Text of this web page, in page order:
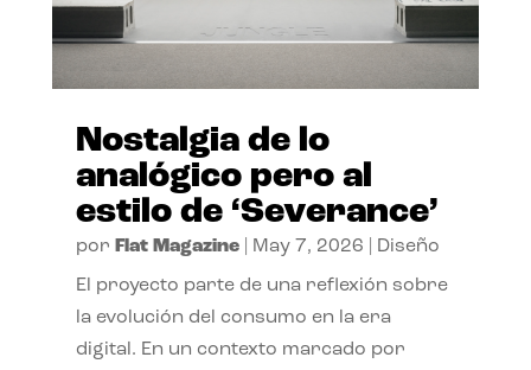
Nostalgia de lo
analógico pero al
estilo de ‘Severance’
por Flat Magazine| May 7, 2026 Diseño
El proyecto parte de una reflexión sobre
la evolución del consumo en la era
digital. En un contexto marcado por